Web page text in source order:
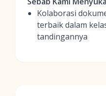
Kolaborasi
terbaik dalam
tandingannya